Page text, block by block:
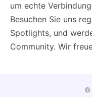
um echte
Besuchen Sie uns
Spotlights, und
Community. Wir
©